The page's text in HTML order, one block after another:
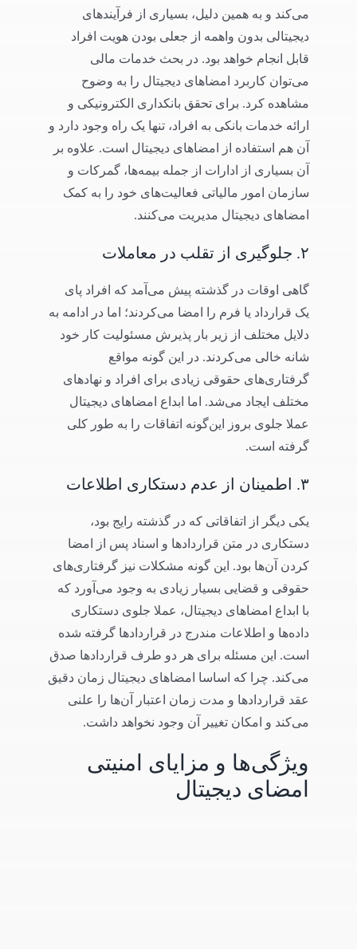
می‌کند و به همین دلیل، بسیاری از فرآیندهای
دیجیتالی بدون واهمه از جعلی بودن هویت افراد
قابل انجام خواهد بود. در بحث خدمات مالی
می‌توان کاربرد امضاهای دیجیتال را به وضوح
مشاهده کرد. برای تحقق بانکداری الکترونیکی و
ارائه خدمات بانکی به افراد، تنها یک راه وجود دارد و
آن هم استفاده از امضاهای دیجیتال است. علاوه بر
آن بسیاری از ادارات از جمله بیمه‌ها، گمرکات و
سازمان امور مالیاتی فعالیت‌های خود را به کمک
امضاهای دیجیتال مدیریت می‌کنند.
۲. جلوگیری از تقلب در معاملات
گاهی اوقات در گذشته پیش می‌آمد که افراد پای
یک قرارداد یا فرم را امضا می‌کردند؛ اما در ادامه به
دلایل مختلف از زیر بار پذیرش مسئولیت کار خود
شانه خالی می‌کردند. در این گونه مواقع
گرفتاری‌های حقوقی زیادی برای افراد و نهادهای
مختلف ایجاد می‌شد. اما ابداع امضاهای دیجیتال
عملا جلوی بروز این‌گونه اتفاقات را به طور کلی
گرفته است.
۳. اطمینان از عدم دستکاری اطلاعات
یکی دیگر از اتفاقاتی که در گذشته رایج بود،
دستکاری در متن قراردادها و اسناد پس از امضا
کردن آن‌ها بود. این گونه مشکلات نیز گرفتاری‌های
حقوقی و قضایی بسیار زیادی به وجود می‌آورد که
با ابداع امضاهای دیجیتال، عملا جلوی دستکاری
داده‌ها و اطلاعات مندرج در قراردادها گرفته شده
است. این مسئله برای هر دو طرف قراردادها صدق
می‌کند. چرا که اساسا امضاهای دیجیتال زمان دقیق
عقد قراردادها و مدت زمان اعتبار آن‌ها را علنی
می‌کند و امکان تغییر آن وجود نخواهد داشت.
ویژگی‌ها و مزایای امنیتی
امضای دیجیتال